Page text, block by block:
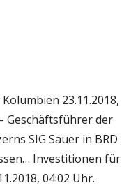
23.11.2018,
Geschäftsführer der
SIG Sauer in BRD
Investitionen für
04:02 Uhr.